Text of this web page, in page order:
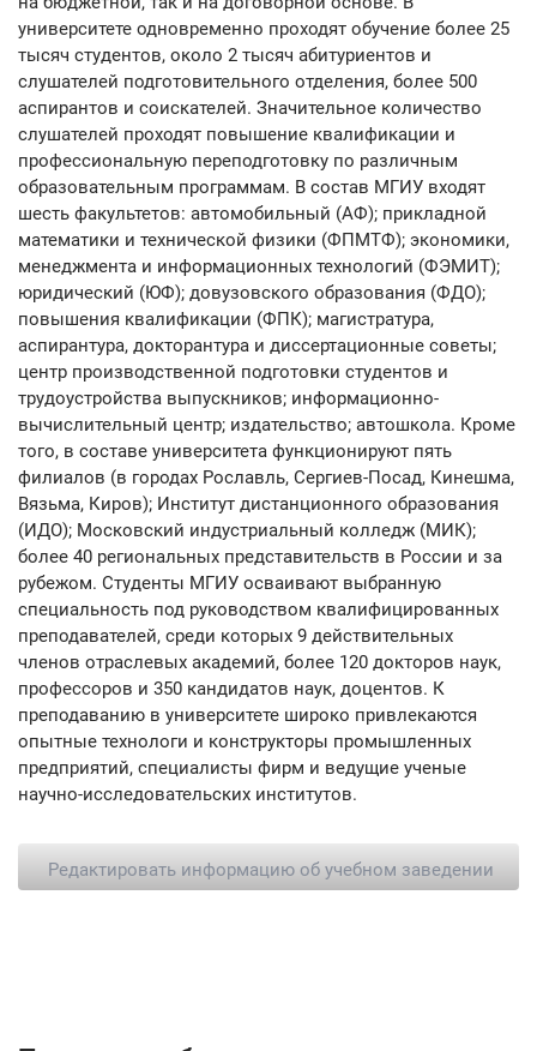
университете одновременно проходят обучение более 25
тысяч студентов, около 2 тысяч абитуриентов и
слушателей подготовительного отделения, более 500
аспирантов и соискателей. Значительное количество
слушателей проходят повышение квалификации и
профессиональную переподготовку по различным
образовательным программам. В состав МГИУ входят
шесть факультетов: автомобильный (АФ); прикладной
математики и технической физики (ФПМТФ); экономики,
менеджмента и информационных технологий (ФЭМИТ);
юридический (ЮФ); довузовского образования (ФДО);
повышения квалификации (ФПК); магистратура,
аспирантура, докторантура и диссертационные советы;
центр производственной подготовки студентов и
трудоустройства выпускников; информационно-
вычислительный центр; издательство; автошкола. Кроме
того, в составе университета функционируют пять
филиалов (в городах Рославль, Сергиев-Посад, Кинешма,
Вязьма, Киров); Институт дистанционного образования
(ИДО); Московский индустриальный колледж (МИК);
более 40 региональных представительств в России и за
рубежом. Студенты МГИУ осваивают выбранную
специальность под руководством квалифицированных
преподавателей, среди которых 9 действительных
членов отраслевых академий, более 120 докторов наук,
профессоров и 350 кандидатов наук, доцентов. К
преподаванию в университете широко привлекаются
опытные технологи и конструкторы промышленных
предприятий, специалисты фирм и ведущие ученые
научно-исследовательских институтов.
Редактировать информацию об учебном заведении